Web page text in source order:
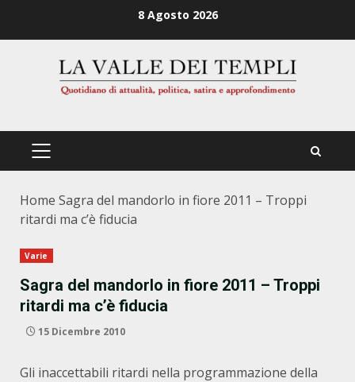
8 Agosto 2026
PRIMÄRES
Home Sagra del mandorlo in fiore 2011 – Troppi
ritardi ma c’è fiducia
Varie
Sagra del mandorlo in fiore 2011 – Troppi
ritardi ma c’è fiducia
15 Dicembre 2010
Gli inaccettabili ritardi nella programmazione della